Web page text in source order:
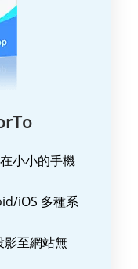
小小的手機
iOS 多種系
影至網站無